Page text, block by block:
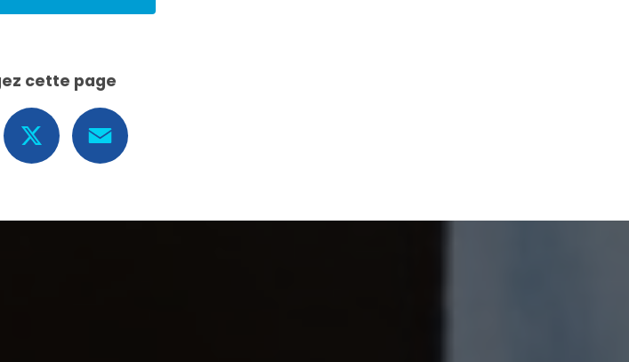
cette page
Facebook